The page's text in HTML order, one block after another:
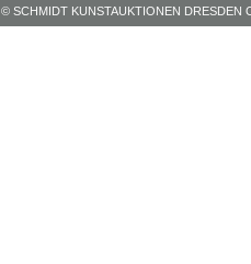
© SCHMIDT KUNSTAUKTIONEN DRESDEN